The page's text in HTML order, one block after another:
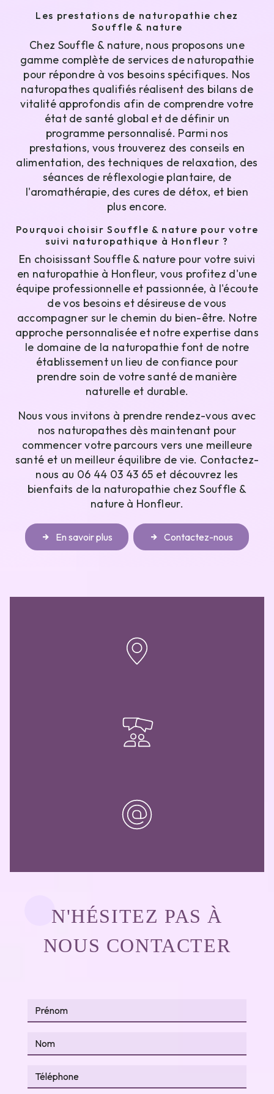
Les prestations de naturopathie chez
Souffle & nature
Chez Souffle & nature, nous proposons une
gamme complète de services de naturopathie
pour répondre à vos besoins spécifiques. Nos
naturopathes qualifiés réalisent des bilans de
vitalité approfondis afin de comprendre votre
état de santé global et de définir un
programme personnalisé. Parmi nos
prestations, vous trouverez des conseils en
alimentation, des techniques de relaxation, des
séances de réflexologie plantaire, de
l'aromathérapie, des cures de détox, et bien
plus encore.
Pourquoi choisir Souffle & nature pour votre
suivi naturopathique à Honfleur ?
En choisissant Souffle & nature pour votre suivi
en naturopathie à Honfleur, vous profitez d'une
équipe professionnelle et passionnée, à l'écoute
de vos besoins et désireuse de vous
accompagner sur le chemin du bien-être. Notre
approche personnalisée et notre expertise dans
le domaine de la naturopathie font de notre
établissement un lieu de confiance pour
prendre soin de votre santé de manière
naturelle et durable.
Nous vous invitons à prendre rendez-vous avec
nos naturopathes dès maintenant pour
commencer votre parcours vers une meilleure
santé et un meilleur équilibre de vie. Contactez-
nous au 06 44 03 43 65 et découvrez les
bienfaits de la naturopathie chez Souffle &
nature à Honfleur.
En savoir plus Contactez-nous
N'HÉSITEZ PAS À
NOUS CONTACTER